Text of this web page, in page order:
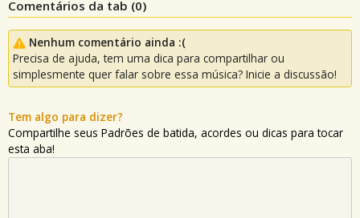
Comentários da tab (0)
Nenhum comentário ainda :(
Precisa de ajuda, tem uma dica para compartilhar ou
simplesmente quer falar sobre essa música? Inicie a discussão!
Tem algo para dizer?
Compartilhe seus Padrões de batida, acordes ou dicas para tocar
esta aba!